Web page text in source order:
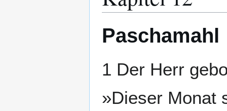
Paschamahl
1 Der Herr
»Dieser Monat